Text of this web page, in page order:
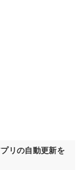
リの自動更新を